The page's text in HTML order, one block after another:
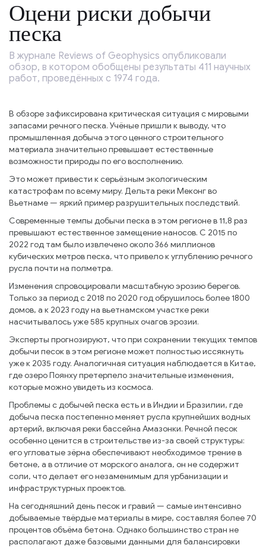
Оцени риски добычи
песка
В журнале Reviews of Geophysics опубликовали
обзор, в котором обобщены результаты 411 научных
работ, проведённых с 1974 года.
В обзоре зафиксирована критическая ситуация с мировыми
запасами речного песка. Учёные пришли к выводу, что
промышленная добыча этого ценного строительного
материала значительно превышает естественные
возможности природы по его восполнению.
Это может привести к серьёзным экологическим
катастрофам по всему миру. Дельта реки Меконг во
Вьетнаме — яркий пример разрушительных последствий.
Современные темпы добычи песка в этом регионе в 11,8 раз
превышают естественное замещение наносов. С 2015 по
2022 год там было извлечено около 366 миллионов
кубических метров песка, что привело к углублению речного
русла почти на полметра.
Изменения спровоцировали масштабную эрозию берегов.
Только за период с 2018 по 2020 год обрушилось более 1800
домов, а к 2023 году на вьетнамском участке реки
насчитывалось уже 585 крупных очагов эрозии.
Эксперты прогнозируют, что при сохранении текущих темпов
добычи песок в этом регионе может полностью иссякнуть
уже к 2035 году. Аналогичная ситуация наблюдается в Китае,
где озеро Поянху претерпело значительные изменения,
которые можно увидеть из космоса.
Проблемы с добычей песка есть и в Индии и Бразилии, где
добыча песка постепенно меняет русла крупнейших водных
артерий, включая реки бассейна Амазонки. Речной песок
особенно ценится в строительстве из-за своей структуры:
его угловатые зёрна обеспечивают необходимое трение в
бетоне, а в отличие от морского аналога, он не содержит
соли, что делает его незаменимым для урбанизации и
инфраструктурных проектов.
На сегодняшний день песок и гравий — самые интенсивно
добываемые твёрдые материалы в мире, составляя более 70
процентов объёма бетона. Однако большинство стран не
располагают даже базовыми данными для балансировки